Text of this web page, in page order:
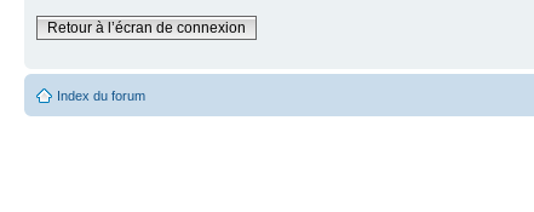
Retour à l’écran de connexion
Index du forum